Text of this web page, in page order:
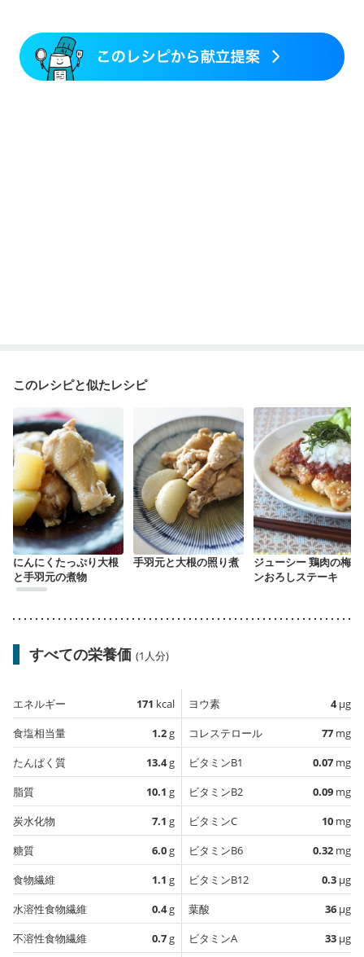
このレシピと似たレシピ
にんにくたっぷり大根
と手羽元の煮物
手羽元と大根の照り煮
ジューシー 鶏肉の梅ポ
ンおろしステーキ
すべての栄養価 (1人分)
エネルギー 171 kcal
食塩相当量
1.2g
たんぱく質
13.4g
脂質
10.1 g
炭水化物
7.1 g
糖質
6.0g
食物繊維
1.1 g
水溶性食物繊維
0.4g
不溶性食物繊維
0.7g
ヨウ素 4µg
コレステロール
77 mg
ビタミンB1
0.07 mg
ビタミンB2
0.09 mg
ビタミンC
10 mg
ビタミンB6
0.32 mg
ビタミンB12
0.3 µg
葉酸
36 µg
ビタミンA
33 µg